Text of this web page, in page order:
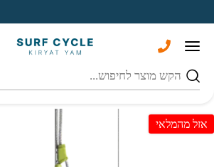
חיפוש
אזל מהמלאי